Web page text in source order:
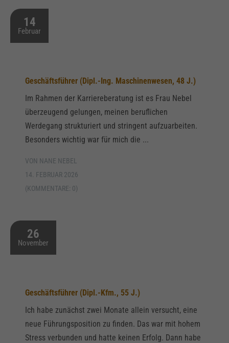
14
Februar
Geschäftsführer (Dipl.-Ing. Maschinenwesen, 48 J.)
Im Rahmen der Karriereberatung ist es Frau Nebel
überzeugend gelungen, meinen beruflichen
Werdegang strukturiert und stringent aufzuarbeiten.
Besonders wichtig war für mich die ...
VON NANE NEBEL
14. FEBRUAR 2026
(KOMMENTARE: 0)
26
November
Geschäftsführer (Dipl.-Kfm., 55 J.)
Ich habe zunächst zwei Monate allein versucht, eine
neue Führungsposition zu finden. Das war mit hohem
Stress verbunden und hatte keinen Erfolg. Dann habe